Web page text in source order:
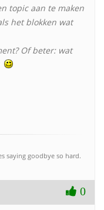
topic aan te maken
het blokken wat
Of beter: wat
saying goodbye so hard.
0